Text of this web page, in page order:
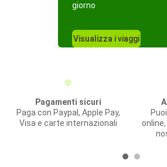
giorno
Visualizza i viaggi
Pagamenti sicuri
Paga con Paypal, Apple Pay,
Visa e carte internazionali